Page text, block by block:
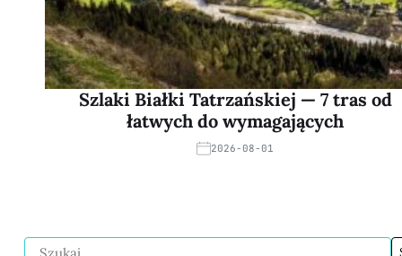
Szlaki Białki Tatrzańskiej — 7 tras od
łatwych do wymagających
2026-08-01